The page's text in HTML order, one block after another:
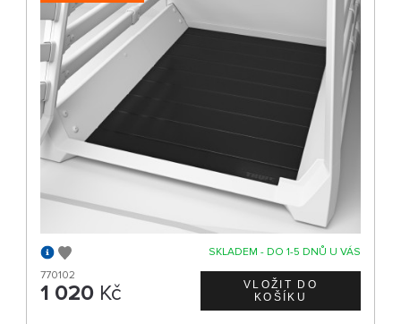
SKLADEM - DO 1-5 DNŮ U VÁS
770102
1 020 Kč